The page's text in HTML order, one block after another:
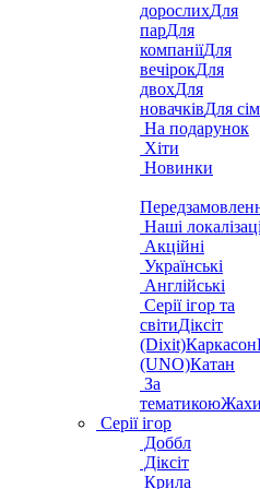
дорослихДля
парДля
компаніїДля
вечірокДля
двохДля
новачківДля
На подарунок
Хіти
Новинки
Наші
Акційні
Українські
Англійські
Серії ігор та
світиДіксіт
(Dixit)Каркасон
(UNO)Катан
За
тематикоюЖахи
Серії ігор
Доббл
Діксіт
Крила